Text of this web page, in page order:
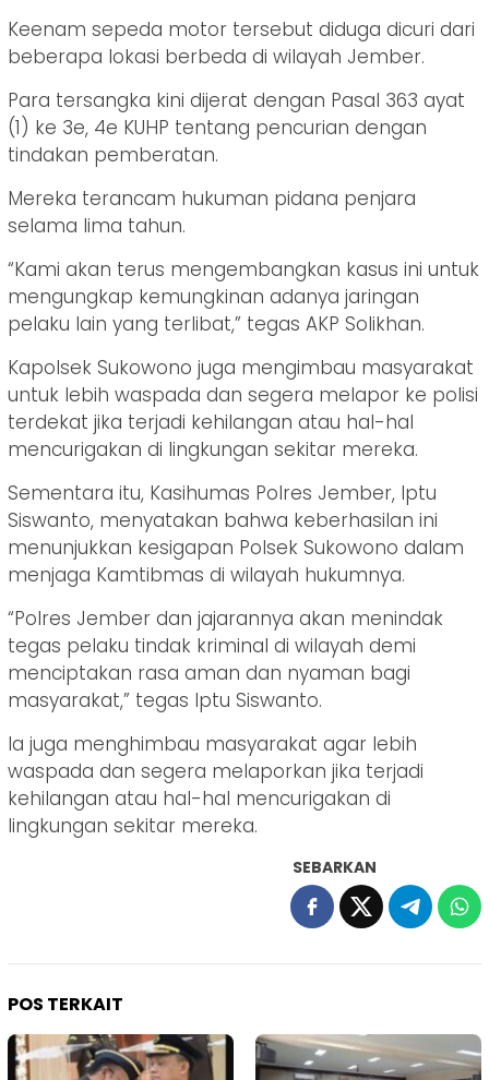
Keenam sepeda motor tersebut diduga dicuri dari
beberapa lokasi berbeda di wilayah Jember.
Para tersangka kini dijerat dengan Pasal 363 ayat
(1) ke 3e, 4e KUHP tentang pencurian dengan
tindakan pemberatan.
Mereka terancam hukuman pidana penjara
selama lima tahun.
“Kami akan terus mengembangkan kasus ini untuk
mengungkap kemungkinan adanya jaringan
pelaku lain yang terlibat,” tegas AKP Solikhan.
Kapolsek Sukowono juga mengimbau masyarakat
untuk lebih waspada dan segera melapor ke polisi
terdekat jika terjadi kehilangan atau hal-hal
mencurigakan di lingkungan sekitar mereka.
Sementara itu, Kasihumas Polres Jember, Iptu
Siswanto, menyatakan bahwa keberhasilan ini
menunjukkan kesigapan Polsek Sukowono dalam
menjaga Kamtibmas di wilayah hukumnya.
“Polres Jember dan jajarannya akan menindak
tegas pelaku tindak kriminal di wilayah demi
menciptakan rasa aman dan nyaman bagi
masyarakat,” tegas Iptu Siswanto.
Ia juga menghimbau masyarakat agar lebih
waspada dan segera melaporkan jika terjadi
kehilangan atau hal-hal mencurigakan di
lingkungan sekitar mereka.
SEBARKAN
POS TERKAIT